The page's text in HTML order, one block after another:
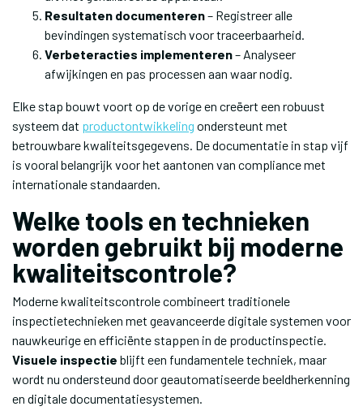
Resultaten documenteren– Registreer alle
bevindingen systematisch voor traceerbaarheid.
Verbeteracties implementeren– Analyseer
afwijkingen en pas processen aan waar nodig.
Elke stap bouwt voort op de vorige en creëert een robuust
systeem dat productontwikkeling ondersteunt met
betrouwbare kwaliteitsgegevens. De documentatie in stap vijf
is vooral belangrijk voor het aantonen van compliance met
internationale standaarden.
Welke tools en technieken
worden gebruikt bij moderne
kwaliteitscontrole?
Moderne kwaliteitscontrole combineert traditionele
inspectietechnieken met geavanceerde digitale systemen voor
nauwkeurige en efficiënte stappen in de productinspectie.
Visuele inspectie blijft een fundamentele techniek, maar
wordt nu ondersteund door geautomatiseerde beeldherkenning
en digitale documentatiesystemen.